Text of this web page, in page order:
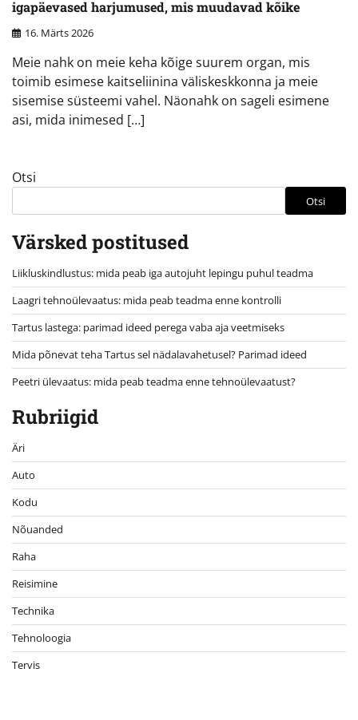
igapäevased harjumused, mis muudavad kõike
16. Märts 2026
Meie nahk on meie keha kõige suurem organ, mis
toimib esimese kaitseliinina väliskeskkonna ja meie
sisemise süsteemi vahel. Näonahk on sageli esimene
asi, mida inimesed […]
Otsi
Otsi
Värsked postitused
Liikluskindlustus: mida peab iga autojuht lepingu puhul teadma
Laagri tehnoülevaatus: mida peab teadma enne kontrolli
Tartus lastega: parimad ideed perega vaba aja veetmiseks
Mida põnevat teha Tartus sel nädalavahetusel? Parimad ideed
Peetri ülevaatus: mida peab teadma enne tehnoülevaatust?
Rubriigid
Äri
Auto
Kodu
Nõuanded
Raha
Reisimine
Technika
Tehnoloogia
Tervis